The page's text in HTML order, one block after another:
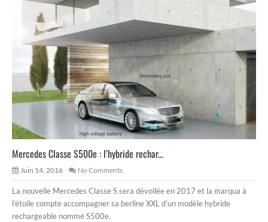
Mercedes Classe S500e : l’hybride rechar...
Juin 14, 2016 No Comments
La nouvelle Mercedes Classe S sera dévoilée en 2017 et la marqua à
l’étoile compte accompagner sa berline XXL d’un modèle hybride
rechargeable nommé S500e.